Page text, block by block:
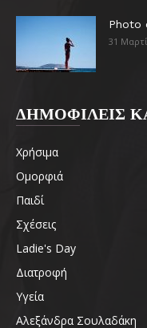
Photo
31
ΔΗΜΟΦΙΛΕΙΣ
Χρήσιμα
Ομορφιά
Παιδί
Σχέσεις
Ladie's Day
Διατροφή
Υγεία
Αλεξάνδρα Σουλαδάκη